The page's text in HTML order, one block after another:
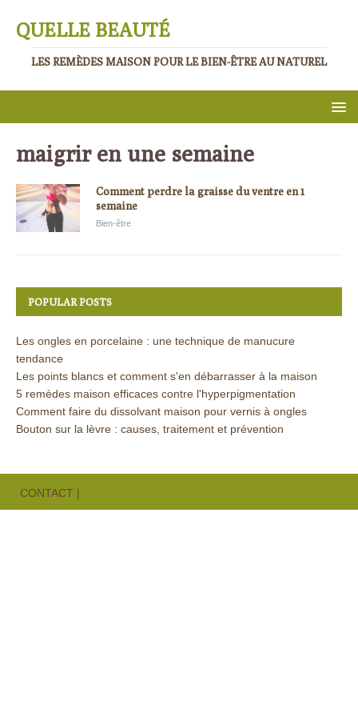
QUELLE BEAUTÉ
LES REMÈDES MAISON POUR LE BIEN-ÊTRE AU NATUREL
maigrir en une semaine
Comment perdre la graisse du ventre en 1
semaine
Bien-être
POPULAR POSTS
Les ongles en porcelaine : une technique de manucure
tendance
Les points blancs et comment s'en débarrasser à la maison
5 remèdes maison efficaces contre l'hyperpigmentation
Comment faire du dissolvant maison pour vernis à ongles
Bouton sur la lèvre : causes, traitement et prévention
CONTACT |